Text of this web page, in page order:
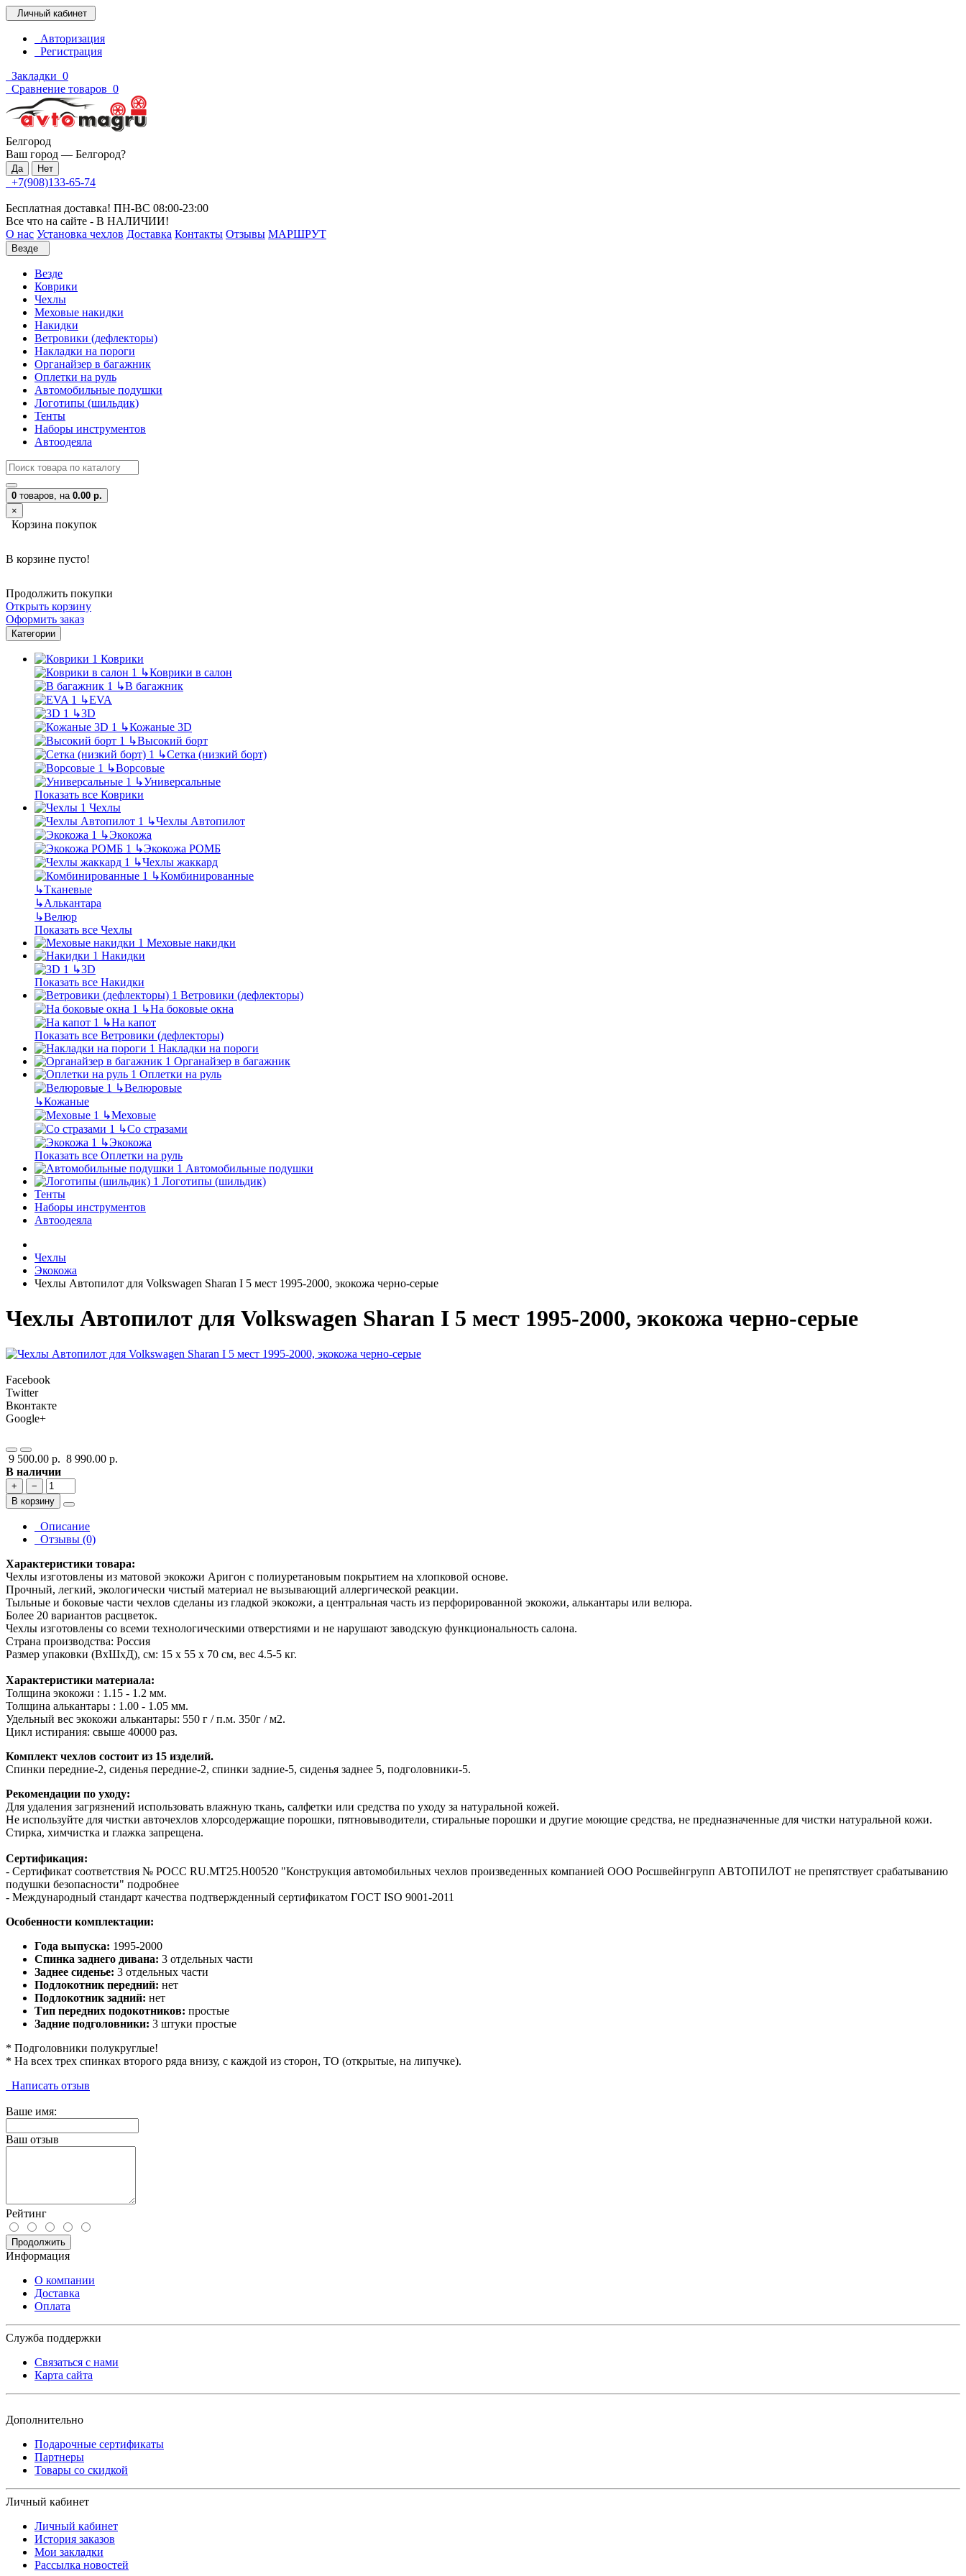
Личный кабинет
Авторизация
Регистрация
Закладки 0
Сравнение товаров 0
Белгород
Ваш город — Белгород?
+7(908)133-65-74
Бесплатная доставка! ПН-ВС 08:00-23:00
Все что на сайте - В НАЛИЧИИ!
О нас Установка чехлов Доставка Контакты Отзывы МАРШРУТ
Везде
Везде
Коврики
Чехлы
Меховые накидки
Накидки
Ветровики (дефлекторы)
Накладки на пороги
Органайзер в багажник
Оплетки на руль
Автомобильные подушки
Логотипы (шильдик)
Тенты
Наборы инструментов
Автоодеяла
0 товаров, на 0.00 р.
×
Корзина покупок
В корзине пусто!
Продолжить покупки
Открыть корзину
Оформить заказ
Категории
Коврики
↳Коврики в салон
↳В багажник
↳EVA
↳3D
↳Кожаные 3D
↳Высокий борт
↳Сетка (низкий борт)
↳Ворсовые
↳Универсальные
Показать все Коврики
Чехлы
↳Чехлы Автопилот
↳Экокожа
↳Экокожа РОМБ
↳Чехлы жаккард
↳Комбинированные
↳Тканевые
↳Алькантара
↳Велюр
Показать все Чехлы
Меховые накидки
Накидки
↳3D
Показать все Накидки
Ветровики (дефлекторы)
↳На боковые окна
↳На капот
Показать все Ветровики (дефлекторы)
Накладки на пороги
Органайзер в багажник
Оплетки на руль
↳Велюровые
↳Кожаные
↳Меховые
↳Со стразами
↳Экокожа
Показать все Оплетки на руль
Автомобильные подушки
Логотипы (шильдик)
Тенты
Наборы инструментов
Автоодеяла
Чехлы
Экокожа
Чехлы Автопилот для Volkswagen Sharan I 5 мест 1995-2000, экокожа черно-серые
Чехлы Автопилот для Volkswagen Sharan I 5 мест 1995-2000, экокожа черно-серые
Facebook
Twitter
Вконтакте
Google+
9 500.00 р. 8 990.00 р.
В наличии
+
−
В корзину
Описание
Отзывы (0)
Характеристики товара:
Чехлы изготовлены из матовой экокожи Аригон с полиуретановым покрытием на хлопковой основе.
Прочный, легкий, экологически чистый материал не вызывающий аллергической реакции.
Тыльные и боковые части чехлов сделаны из гладкой экокожи, а центральная часть из перфорированной экокожи, алькантары или велюра.
Более 20 вариантов расцветок.
Чехлы изготовлены со всеми технологическими отверстиями и не нарушают заводскую функциональность салона.
Страна производства: Россия
Размер упаковки (ВхШхД), см: 15 x 55 x 70 см, вес 4.5-5 кг.
Характеристики материала:
Толщина экокожи : 1.15 - 1.2 мм.
Толщина алькантары : 1.00 - 1.05 мм.
Удельный вес экокожи алькантары: 550 г / п.м. 350г / м2.
Цикл истирания: свыше 40000 раз.
Комплект чехлов состоит из 15 изделий.
Спинки передние-2, сиденья передние-2, спинки задние-5, сиденья заднее 5, подголовники-5.
Рекомендации по уходу:
Для удаления загрязнений использовать влажную ткань, салфетки или средства по уходу за натуральной кожей.
Не используйте для чистки авточехлов хлорсодержащие порошки, пятновыводители, стиральные порошки и другие моющие средства, не предназначенные для чистки натуральной кожи.
Стирка, химчистка и глажка запрещена.
Сертификация:
- Сертификат соответствия № РОСС RU.МТ25.Н00520 "Конструкция автомобильных чехлов произведенных компанией ООО Росшвейнгрупп АВТОПИЛОТ не препятствует срабатыванию
подушки безопасности" подробнее
- Международный стандарт качества подтвержденный сертификатом ГОСТ ISO 9001-2011
Особенности комплектации:
Года выпуска: 1995-2000
Спинка заднего дивана: 3 отдельных части
Заднее сиденье: 3 отдельных части
Подлокотник передний: нет
Подлокотник задний: нет
Тип передних подокотников: простые
Задние подголовники: 3 штуки простые
* Подголовники полукруглые!
* На всех трех спинках второго ряда внизу, с каждой из сторон, ТО (открытые, на липучке).
Написать отзыв
Ваше имя:
Ваш отзыв
Рейтинг
Продолжить
Информация
О компании
Доставка
Оплата
Служба поддержки
Связаться с нами
Карта сайта
Дополнительно
Подарочные сертификаты
Партнеры
Товары со скидкой
Личный кабинет
Личный кабинет
История заказов
Мои закладки
Рассылка новостей